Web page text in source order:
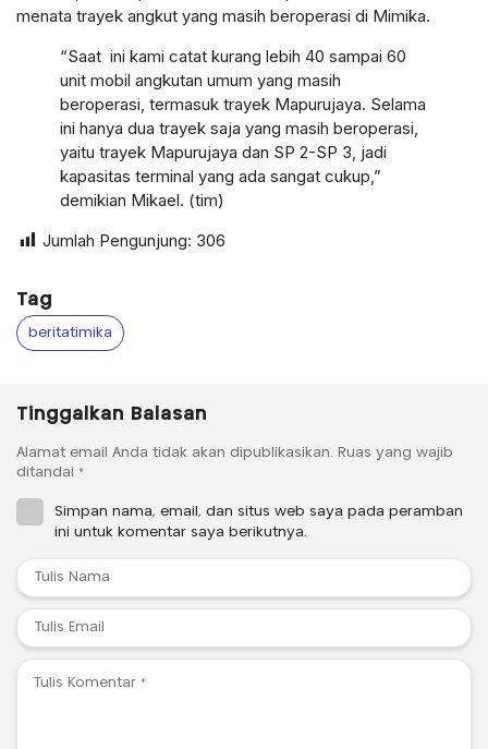
menata trayek angkut yang masih beroperasi di Mimika.
“Saat ini kami catat kurang lebih 40 sampai 60
unit mobil angkutan umum yang masih
beroperasi, termasuk trayek Mapurujaya. Selama
ini hanya dua trayek saja yang masih beroperasi,
yaitu trayek Mapurujaya dan SP 2-SP 3, jadi
kapasitas terminal yang ada sangat cukup,”
demikian Mikael. (tim)
Jumlah Pengunjung: 306
Tag
beritatimika
Tinggalkan Balasan
Alamat email Anda tidak akan dipublikasikan. Ruas yang wajib
ditandai *
Simpan nama, email, dan situs web saya pada peramban
ini untuk komentar saya berikutnya.